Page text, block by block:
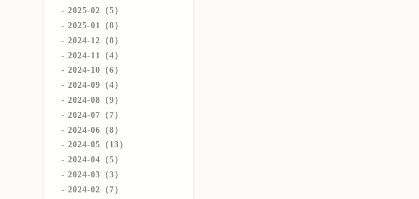
2025-02（5）
2025-01（8）
2024-12（8）
2024-11（4）
2024-10（6）
2024-09（4）
2024-08（9）
2024-07（7）
2024-06（8）
2024-05（13）
2024-04（5）
2024-03（3）
2024-02（7）